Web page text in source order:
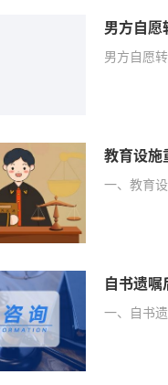
男方自愿
男方自愿
一、教育
自书遗嘱
一、自书